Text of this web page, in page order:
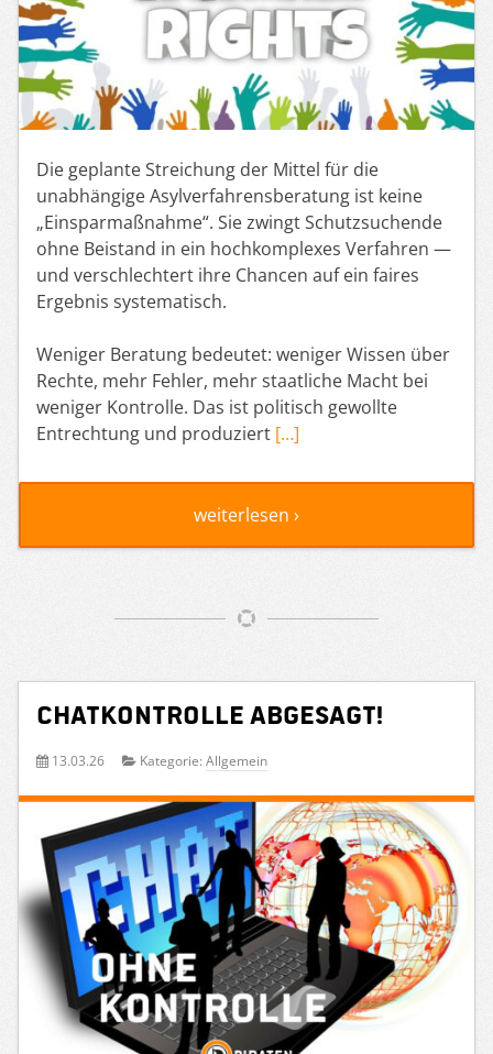
Die geplante Streichung der Mittel für die
unabhängige Asylverfahrensberatung ist keine
„Einsparmaßnahme“. Sie zwingt Schutzsuchende
ohne Beistand in ein hochkomplexes Verfahren —
und verschlechtert ihre Chancen auf ein faires
Ergebnis systematisch.
Weniger Beratung bedeutet: weniger Wissen über
Rechte, mehr Fehler, mehr staatliche Macht bei
weniger Kontrolle. Das ist politisch gewollte
Entrechtung und produziert […]
weiterlesen ›
Chatkontrolle abgesagt!
13.03.26 Kategorie: Allgemein